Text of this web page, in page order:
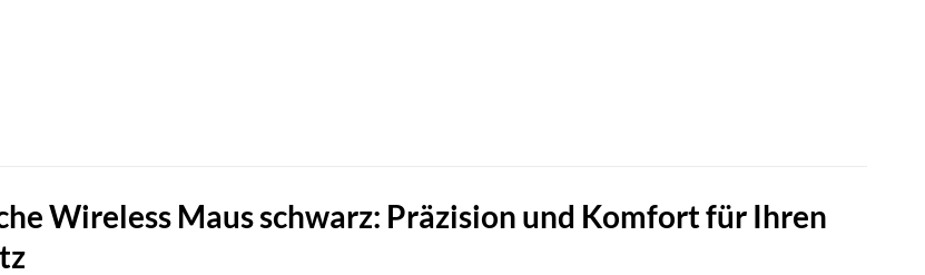
Wireless Maus schwarz: Präzision und Komfort für Ihren